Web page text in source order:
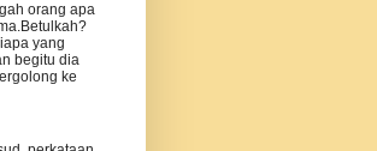
orang apa
yang
begitu dia
ke